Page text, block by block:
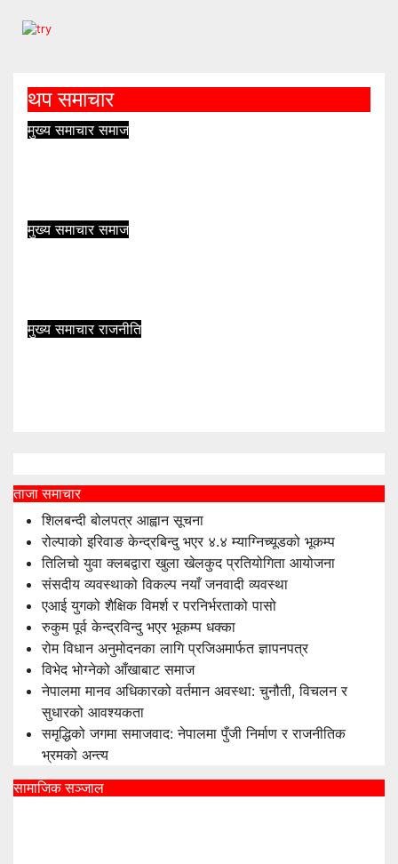
थप समाचार
मुख्य समाचारसमाज
मुख्य समाचारसमाज
मुख्य समाचारराजनीति
ताजा समाचार
शिलबन्दी बोलपत्र आह्वान सूचना
रोल्पाको इरिवाङ केन्द्रबिन्दु भएर ४.४ म्याग्निच्यूडको भूकम्प
तिलिचो युवा क्लबद्वारा खुला खेलकुद प्रतियोगिता आयोजना
संसदीय व्यवस्थाको विकल्प नयाँ जनवादी व्यवस्था
एआई युगको शैक्षिक विमर्श र परनिर्भरताको पासो
रुकुम पूर्व केन्द्रविन्दु भएर भूकम्प धक्का
रोम विधान अनुमोदनका लागि प्रजिअमार्फत ज्ञापनपत्र
विभेद भोग्नेको आँखाबाट समाज
नेपालमा मानव अधिकारको वर्तमान अवस्था: चुनौती, विचलन र
सुधारको आवश्यकता
समृद्धिको जगमा समाजवाद: नेपालमा पुँजी निर्माण र राजनीतिक
भ्रमको अन्त्य
सामाजिक सञ्जाल